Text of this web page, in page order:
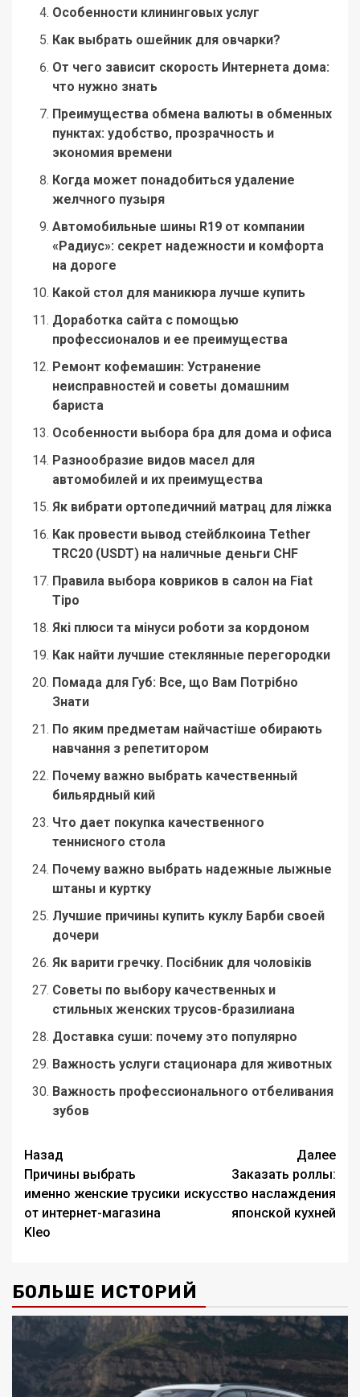
Особенности клининговых услуг
Как выбрать ошейник для овчарки?
От чего зависит скорость Интернета дома:
что нужно знать
Преимущества обмена валюты в обменных
пунктах: удобство, прозрачность и
экономия времени
Когда может понадобиться удаление
желчного пузыря
Автомобильные шины R19 от компании
«Радиус»: секрет надежности и комфорта
на дороге
Какой стол для маникюра лучше купить
Доработка сайта с помощью
профессионалов и ее преимущества
Ремонт кофемашин: Устранение
неисправностей и советы домашним
бариста
Особенности выбора бра для дома и офиса
Разнообразие видов масел для
автомобилей и их преимущества
Як вибрати ортопедичний матрац для ліжка
Как провести вывод стейблкоина Tether
TRC20 (USDT) на наличные деньги CHF
Правила выбора ковриков в салон на Fiat
Tipo
Які плюси та мінуси роботи за кордоном
Как найти лучшие стеклянные перегородки
Помада для Губ: Все, що Вам Потрібно
Знати
По яким предметам найчастіше обирають
навчання з репетитором
Почему важно выбрать качественный
бильярдный кий
Что дает покупка качественного
теннисного стола
Почему важно выбрать надежные лыжные
штаны и куртку
Лучшие причины купить куклу Барби своей
дочери
Як варити гречку. Посібник для чоловіків
Советы по выбору качественных и
стильных женских трусов-бразилиана
Доставка суши: почему это популярно
Важность услуги стационара для животных
Важность профессионального отбеливания
зубов
Навигация
записи
Назад
Причины выбрать
именно женские трусики
от интернет-магазина
Kleo
Далее
Заказать роллы:
искусство наслаждения
японской кухней
БОЛЬШЕ ИСТОРИЙ